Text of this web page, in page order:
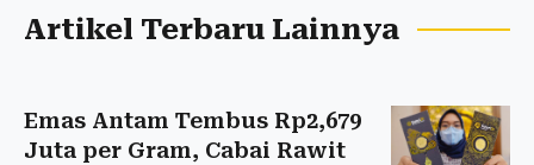
Artikel Terbaru Lainnya
Emas Antam Tembus Rp2,679
Juta per Gram, Cabai Rawit